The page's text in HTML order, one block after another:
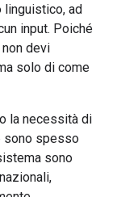
linguistico, ad
input. Poiché
devi
solo di come
la necessità di
sono spesso
sono